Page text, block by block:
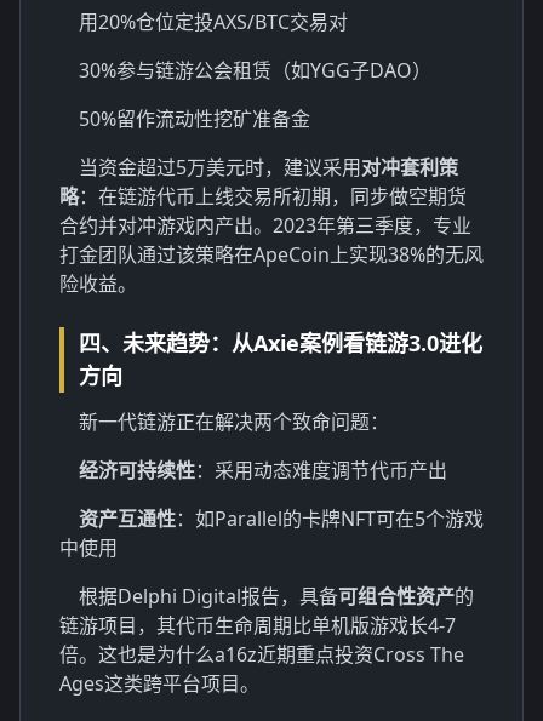
用20%仓位定投AXS/BTC交易对
30%参与链游公会租赁（如YGG子DAO）
50%留作流动性挖矿准备金
当资金超过5万美元时，建议采用对冲套利策
略：在链游代币上线交易所初期，同步做空期货
合约并对冲游戏内产出。2023年第三季度，专业
打金团队通过该策略在ApeCoin上实现38%的无风
险收益。
四、未来趋势：从Axie案例看链游3.0进化
方向
新一代链游正在解决两个致命问题：
经济可持续性：采用动态难度调节代币产出
资产互通性：如Parallel的卡牌NFT可在5个游戏
中使用
根据Delphi Digital报告，具备可组合性资产的
链游项目，其代币生命周期比单机版游戏长4-7
倍。这也是为什么a16z近期重点投资Cross The
Ages这类跨平台项目。